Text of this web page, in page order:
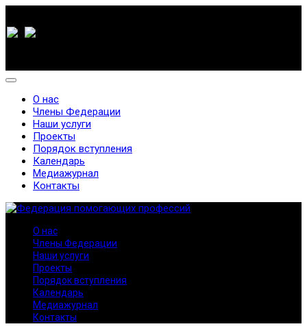
О нас
Члены Федерации
Наши услуги
Проекты
Порядок вступления
Календарь
Медиажурнал
Контакты
О нас
Члены Федерации
Наши услуги
Проекты
Порядок вступления
Календарь
Медиажурнал
Контакты